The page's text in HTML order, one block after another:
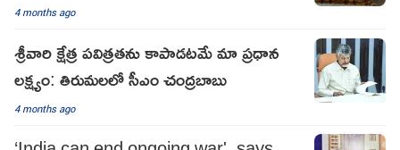
4 months ago
శ్రీవారి క్షేత్ర పవిత్రతను కాపాడటమే మా ప్రధాన
లక్ష్యం: తిరుమలలో సీఎం చంద్రబాబు
4 months ago